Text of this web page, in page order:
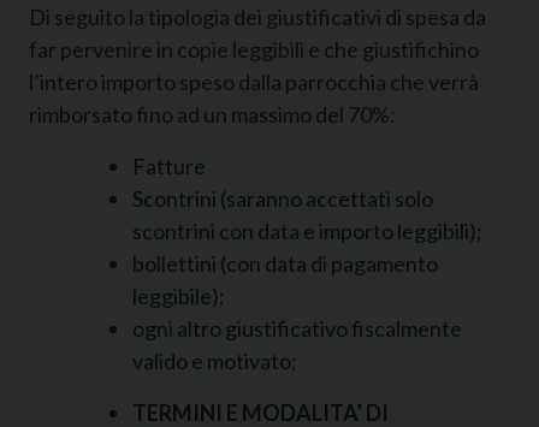
Di seguito la tipologia dei giustificativi di spesa da
far pervenire in copie leggibili e che giustifichino
l’intero importo speso dalla parrocchia che verrà
rimborsato fino ad un massimo del 70%:
Fatture
Scontrini (saranno accettati solo
scontrini con data e importo leggibili);
bollettini (con data di pagamento
leggibile);
ogni altro giustificativo fiscalmente
valido e motivato;
TERMINI E MODALITA’ DI